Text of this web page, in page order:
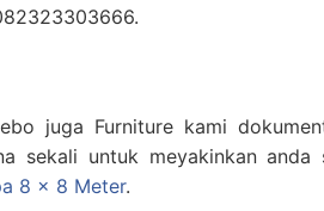
juga Furniture kami
sekali untuk meyakinkan anda
8 x 8 Meter.